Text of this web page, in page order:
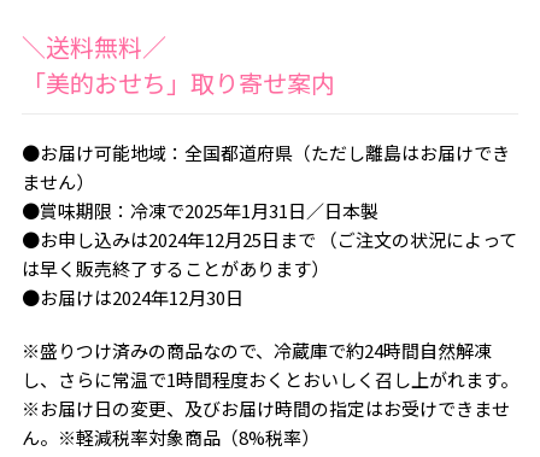
＼送料無料／
「美的おせち」取り寄せ案内
●お届け可能地域：全国都道府県（ただし離島はお届けでき
ません）
●賞味期限：冷凍で2025年1月31日／日本製
●お申し込みは2024年12月25日まで （ご注文の状況によって
は早く販売終了することがあります）
●お届けは2024年12月30日
※盛りつけ済みの商品なので、冷蔵庫で約24時間自然解凍
し、さらに常温で1時間程度おくとおいしく召し上がれます。
※お届け日の変更、及びお届け時間の指定はお受けできませ
ん。※軽減税率対象商品（8%税率）